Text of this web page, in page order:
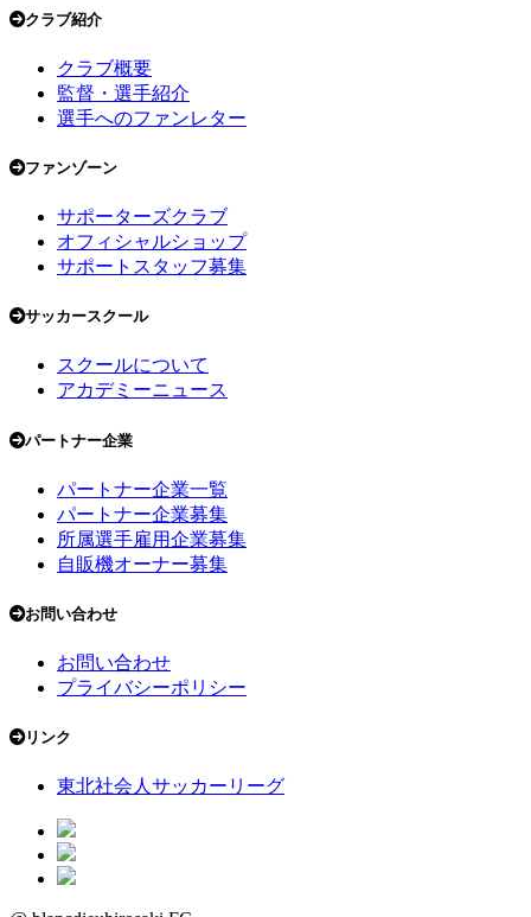
クラブ紹介
クラブ概要
監督・選手紹介
選手へのファンレター
ファンゾーン
サポーターズクラブ
オフィシャルショップ
サポートスタッフ募集
サッカースクール
スクールについて
アカデミーニュース
パートナー企業
パートナー企業一覧
パートナー企業募集
所属選手雇用企業募集
自販機オーナー募集
お問い合わせ
お問い合わせ
プライバシーポリシー
リンク
東北社会人サッカーリーグ